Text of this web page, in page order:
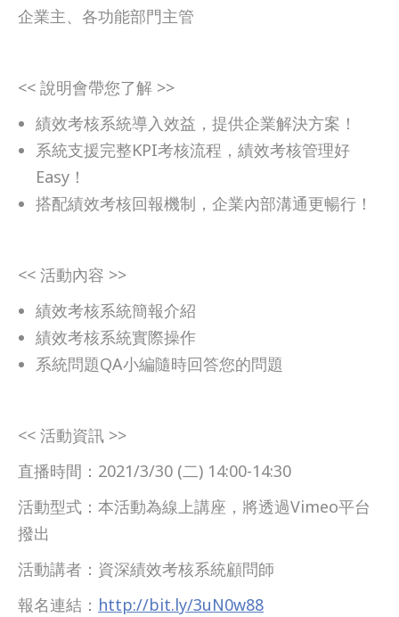
企業主、各功能部門主管
<< 說明會帶您了解 >>
績效考核系統導入效益，提供企業解決方案！
系統支援完整KPI考核流程，績效考核管理好
Easy！
搭配績效考核回報機制，企業內部溝通更暢行！
<< 活動內容 >>
績效考核系統簡報介紹
績效考核系統實際操作
系統問題QA小編隨時回答您的問題
<< 活動資訊 >>
直播時間：2021/3/30 (二) 14:00-14:30
活動型式：本活動為線上講座，將透過Vimeo平台
撥出
活動講者：資深績效考核系統顧問師
報名連結： http://bit.ly/3uN0w88